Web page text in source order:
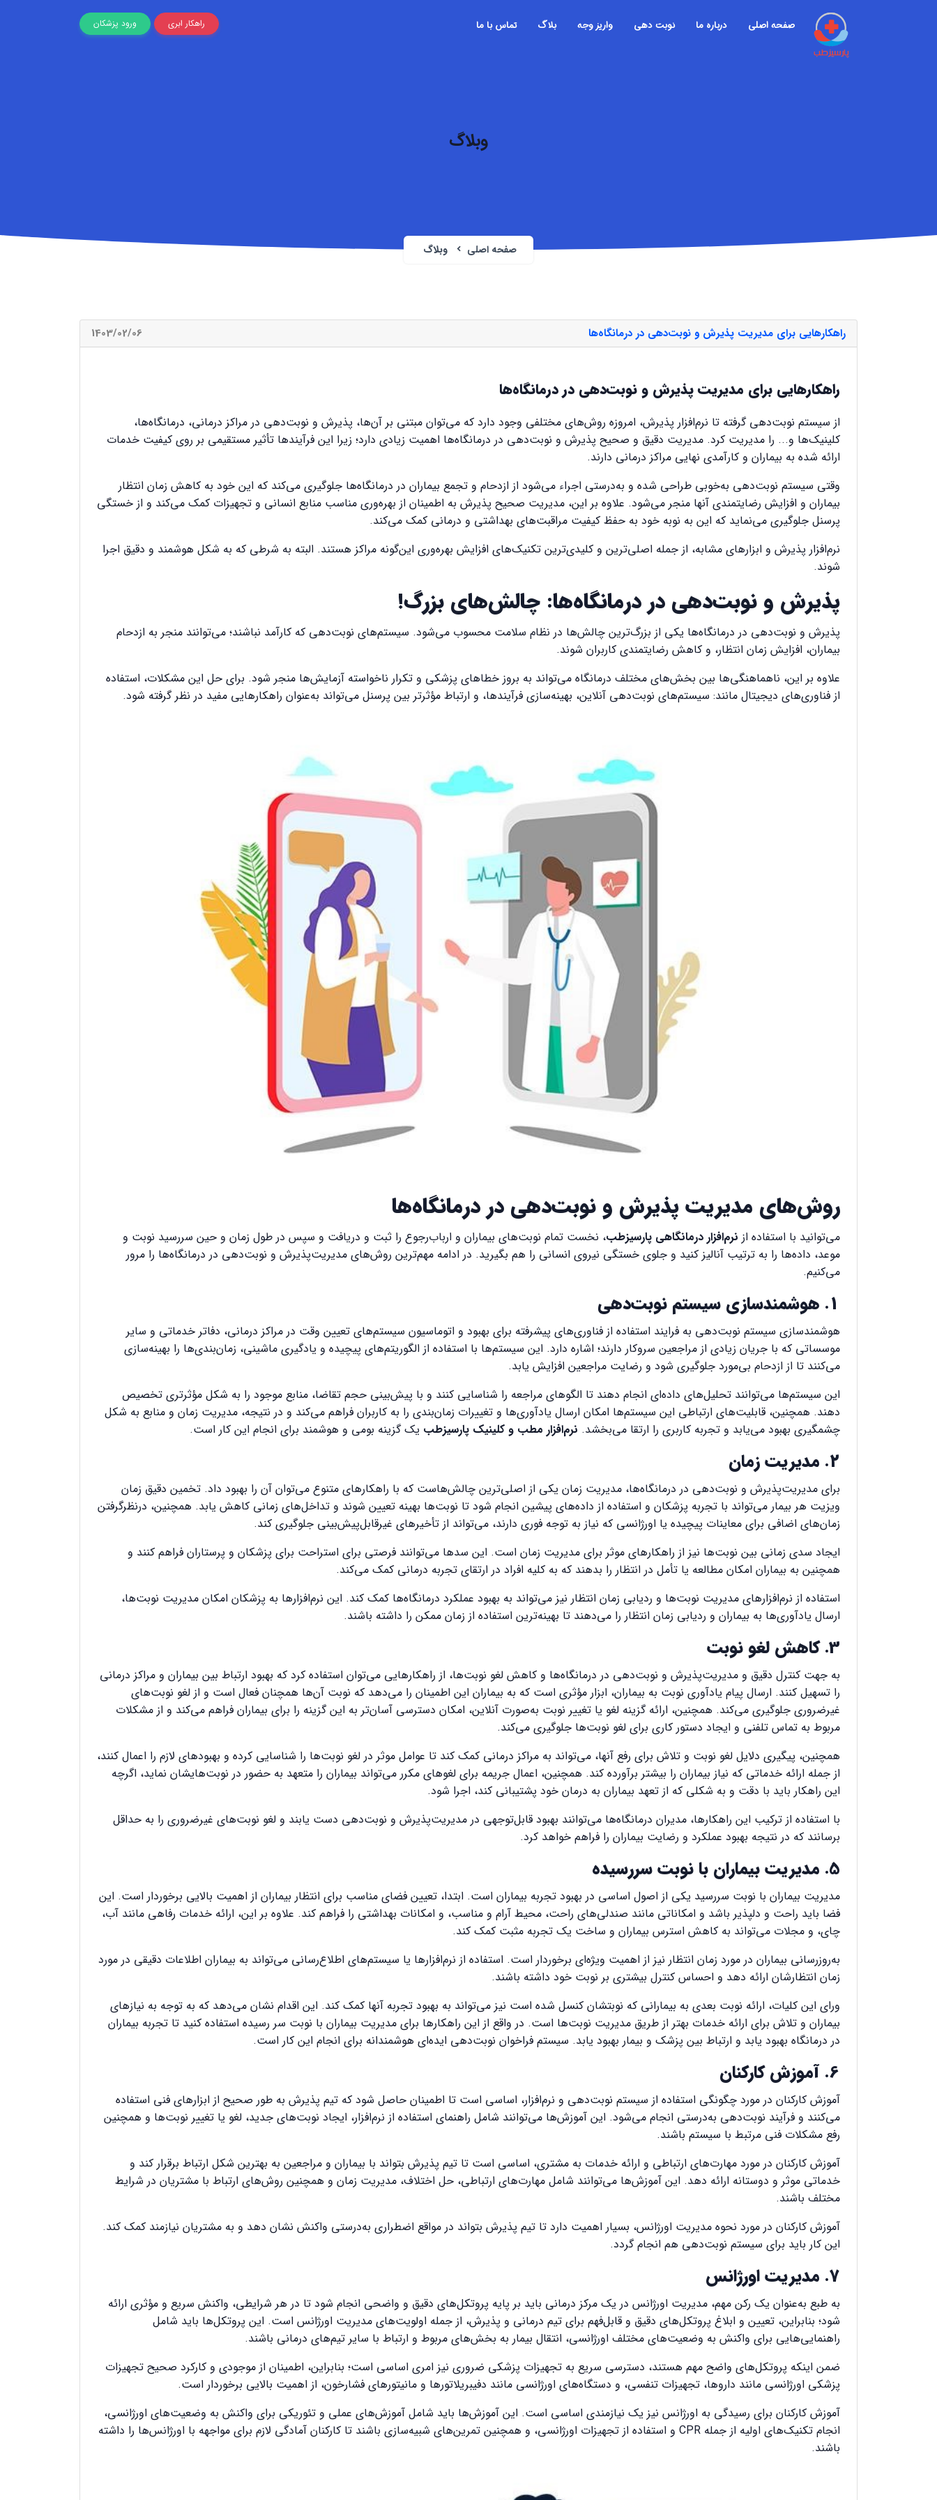
راهکار ابری ورود پزشکان صفحه اصلی درباره ما نوبت دهی واریز وجه بلاگ تماس با ما
وبلاگ
صفحه اصلی وبلاگ
راهکارهایی برای مدیریت‌ پذیرش و نوبت‌دهی در درمانگاه‌ها 1403/02/06
راهکارهایی برای مدیریت‌ پذیرش و نوبت‌دهی در درمانگاه‌ها
از سیستم نوبت‌دهی گرفته تا نرم‌افزار پذیرش، امروزه روش‌های مختلفی وجود دارد که می‌توان مبتنی بر آن‌ها، پذیرش و نوبت‌دهی در مراکز درمانی، درمانگاه‌ها،
کلینیک‌ها و... را مدیریت کرد. مدیریت دقیق و صحیح پذیرش و نوبت‌دهی در درمانگاه‌ها اهمیت زیادی دارد؛ زیرا این فرآیندها تأثیر مستقیمی بر روی کیفیت خدمات
ارائه شده به بیماران و کارآمدی نهایی مراکز درمانی دارند.
وقتی سیستم نوبت‌دهی به‌خوبی طراحی شده و به‌درستی اجراء می‌شود از ازدحام و تجمع بیماران در درمانگاه‌ها جلوگیری می‌کند که این خود به کاهش زمان انتظار
بیماران و افزایش رضایتمندی آنها منجر می‌شود. علاوه بر این، مدیریت صحیح پذیرش به اطمینان از بهره‌وری مناسب منابع انسانی و تجهیزات کمک می‌کند و از خستگی
پرسنل جلوگیری می‌نماید که این به نوبه خود به حفظ کیفیت مراقبت‌های بهداشتی و درمانی کمک می‌کند.
نرم‌افزار پذیرش و ابزارهای مشابه، از جمله اصلی‌ترین و کلیدی‌ترین تکنیک‌های افزایش بهره‌وری این‌گونه مراکز هستند. البته به شرطی که به شکل هوشمند و دقیق اجرا
شوند.
پذیرش و نوبت‌دهی در درمانگاه‌ها: چالش‌های بزرگ!
پذیرش و نوبت‌دهی در درمانگاه‌ها یکی از بزرگ‌ترین چالش‌ها در نظام سلامت محسوب می‌شود. سیستم‌های نوبت‌دهی که کارآمد نباشند؛ می‌توانند منجر به ازدحام
بیماران، افزایش زمان انتظار، و کاهش رضایتمندی کاربران شوند.
علاوه بر این، ناهماهنگی‌ها بین بخش‌های مختلف درمانگاه می‌تواند به بروز خطاهای پزشکی و تکرار ناخواسته آزمایش‌ها منجر شود. برای حل این مشکلات، استفاده
از فناوری‌های دیجیتال مانند: سیستم‌های نوبت‌دهی آنلاین، بهینه‌سازی فرآیندها، و ارتباط مؤثرتر بین پرسنل می‌تواند به‌عنوان راهکارهایی مفید در نظر گرفته شود.
روش‌های مدیریت‌ پذیرش و نوبت‌دهی در درمانگاه‌ها
می‌توانید با استفاده از نرم‌افزار درمانگاهی پارسیزطب، نخست تمام نوبت‌های بیماران و ارباب‌رجوع را ثبت و دریافت و سپس در طول زمان و حین سررسید نوبت و
موعد، داده‌ها را به ترتیب آنالیز کنید و جلوی خستگی نیروی انسانی را هم بگیرید. در ادامه مهم‌ترین روش‌های مدیریت‌پذیرش و نوبت‌دهی در درمانگاه‌ها را مرور
می‌کنیم.
1. هوشمندسازی سیستم نوبت‌دهی
هوشمندسازی سیستم نوبت‌دهی به فرایند استفاده از فناوری‌های پیشرفته برای بهبود و اتوماسیون سیستم‌های تعیین وقت در مراکز درمانی، دفاتر خدماتی و سایر
موسساتی که با جریان زیادی از مراجعین سروکار دارند؛ اشاره دارد. این سیستم‌ها با استفاده از الگوریتم‌های پیچیده و یادگیری ماشینی، زمان‌بندی‌ها را بهینه‌سازی
می‌کنند تا از ازدحام بی‌مورد جلوگیری شود و رضایت مراجعین افزایش یابد.
این سیستم‌ها می‌توانند تحلیل‌های داده‌ای انجام دهند تا الگوهای مراجعه را شناسایی کنند و با پیش‌بینی حجم تقاضا، منابع موجود را به شکل مؤثرتری تخصیص
دهند. همچنین، قابلیت‌های ارتباطی این سیستم‌ها امکان ارسال یادآوری‌ها و تغییرات زمان‌بندی را به کاربران فراهم می‌کند و در نتیجه، مدیریت زمان و منابع به شکل
چشمگیری بهبود می‌یابد و تجربه کاربری را ارتقا می‌بخشد. نرم‌افزار مطب و کلینیک پارسیزطب یک گزینه بومی و هوشمند برای انجام این کار است.
2. مدیریت زمان
برای مدیریت‌پذیرش و نوبت‌دهی در درمانگاه‌ها، مدیریت زمان یکی از اصلی‌ترین چالش‌هاست که با راهکارهای متنوع می‌توان آن را بهبود داد. تخمین دقیق زمان
ویزیت هر بیمار می‌تواند با تجربه پزشکان و استفاده از داده‌های پیشین انجام شود تا نوبت‌ها بهینه تعیین شوند و تداخل‌های زمانی کاهش یابد. همچنین، درنظرگرفتن
زمان‌های اضافی برای معاینات پیچیده یا اورژانسی که نیاز به توجه فوری دارند، می‌تواند از تأخیرهای غیرقابل‌پیش‌بینی جلوگیری کند.
ایجاد سدی زمانی بین نوبت‌ها نیز از راهکارهای موثر برای مدیریت زمان است. این سدها می‌توانند فرصتی برای استراحت برای پزشکان و پرستاران فراهم کنند و
همچنین به بیماران امکان مطالعه یا تأمل در انتظار را بدهند که به کلیه افراد در ارتقای تجربه درمانی کمک می‌کند.
استفاده از نرم‌افزارهای مدیریت نوبت‌ها و ردیابی زمان انتظار نیز می‌تواند به بهبود عملکرد درمانگاه‌ها کمک کند. این نرم‌افزارها به پزشکان امکان مدیریت نوبت‌ها،
ارسال یادآوری‌ها به بیماران و ردیابی زمان انتظار را می‌دهند تا بهینه‌ترین استفاده از زمان ممکن را داشته باشند.
3. کاهش لغو نوبت
به جهت کنترل دقیق و مدیریت‌پذیرش و نوبت‌دهی در درمانگاه‌ها و کاهش لغو نوبت‌ها، از راهکارهایی می‌توان استفاده کرد که بهبود ارتباط بین بیماران و مراکز درمانی
را تسهیل کنند. ارسال پیام یادآوری نوبت به بیماران، ابزار مؤثری است که به بیماران این اطمینان را می‌دهد که نوبت آن‌ها همچنان فعال است و از لغو نوبت‌های
غیرضروری جلوگیری می‌کند. همچنین، ارائه گزینه لغو یا تغییر نوبت به‌صورت آنلاین، امکان دسترسی آسان‌تر به این گزینه را برای بیماران فراهم می‌کند و از مشکلات
مربوط به تماس تلفنی و ایجاد دستور کاری برای لغو نوبت‌ها جلوگیری می‌کند.
همچنین، پیگیری دلایل لغو نوبت و تلاش برای رفع آنها، می‌تواند به مراکز درمانی کمک کند تا عوامل موثر در لغو نوبت‌ها را شناسایی کرده و بهبودهای لازم را اعمال کنند،
از جمله ارائه خدماتی که نیاز بیماران را بیشتر برآورده کند. همچنین، اعمال جریمه برای لغوهای مکرر می‌تواند بیماران را متعهد به حضور در نوبت‌هایشان نماید، اگرچه
این راهکار باید با دقت و به شکلی که از تعهد بیماران به درمان خود پشتیبانی کند، اجرا شود.
با استفاده از ترکیب این راهکارها، مدیران درمانگاه‌ها می‌توانند بهبود قابل‌توجهی در مدیریت‌پذیرش و نوبت‌دهی دست یابند و لغو نوبت‌های غیرضروری را به حداقل
برسانند که در نتیجه بهبود عملکرد و رضایت بیماران را فراهم خواهد کرد.
5. مدیریت بیماران با نوبت سررسیده
مدیریت بیماران با نوبت سررسید یکی از اصول اساسی در بهبود تجربه بیماران است. ابتدا، تعیین فضای مناسب برای انتظار بیماران از اهمیت بالایی برخوردار است. این
فضا باید راحت و دلپذیر باشد و امکاناتی مانند صندلی‌های راحت، محیط آرام و مناسب، و امکانات بهداشتی را فراهم کند. علاوه بر این، ارائه خدمات رفاهی مانند آب،
چای، و مجلات می‌تواند به کاهش استرس بیماران و ساخت یک تجربه مثبت کمک کند.
به‌روزرسانی بیماران در مورد زمان انتظار نیز از اهمیت ویژه‌ای برخوردار است. استفاده از نرم‌افزارها یا سیستم‌های اطلاع‌رسانی می‌تواند به بیماران اطلاعات دقیقی در مورد
زمان انتظارشان ارائه دهد و احساس کنترل بیشتری بر نوبت خود داشته باشند.
ورای این کلیات، ارائه نوبت بعدی به بیمارانی که نوبتشان کنسل شده است نیز می‌تواند به بهبود تجربه آنها کمک کند. این اقدام نشان می‌دهد که به توجه به نیازهای
بیماران و تلاش برای ارائه خدمات بهتر از طریق مدیریت نوبت‌ها است. در واقع از این راهکارها برای مدیریت بیماران با نوبت سر رسیده استفاده کنید تا تجربه بیماران
در درمانگاه بهبود یابد و ارتباط بین پزشک و بیمار بهبود یابد. سیستم فراخوان نوبت‌دهی ایده‌ای هوشمندانه برای انجام این کار است.
6. آموزش کارکنان
آموزش کارکنان در مورد چگونگی استفاده از سیستم نوبت‌دهی و نرم‌افزار، اساسی است تا اطمینان حاصل شود که تیم پذیرش به طور صحیح از ابزارهای فنی استفاده
می‌کنند و فرآیند نوبت‌دهی به‌درستی انجام می‌شود. این آموزش‌ها می‌توانند شامل راهنمای استفاده از نرم‌افزار، ایجاد نوبت‌های جدید، لغو یا تغییر نوبت‌ها و همچنین
رفع مشکلات فنی مرتبط با سیستم باشند.
آموزش کارکنان در مورد مهارت‌های ارتباطی و ارائه خدمات به مشتری، اساسی است تا تیم پذیرش بتواند با بیماران و مراجعین به بهترین شکل ارتباط برقرار کند و
خدماتی موثر و دوستانه ارائه دهد. این آموزش‌ها می‌توانند شامل مهارت‌های ارتباطی، حل اختلاف، مدیریت زمان و همچنین روش‌های ارتباط با مشتریان در شرایط
مختلف باشند.
آموزش کارکنان در مورد نحوه مدیریت اورژانس، بسیار اهمیت دارد تا تیم پذیرش بتواند در مواقع اضطراری به‌درستی واکنش نشان دهد و به مشتریان نیازمند کمک کند.
این کار باید برای سیستم نوبت‌دهی هم انجام گردد.
7. مدیریت اورژانس
به طبع به‌عنوان یک رکن مهم، مدیریت اورژانس در یک مرکز درمانی باید بر پایه پروتکل‌های دقیق و واضحی انجام شود تا در هر شرایطی، واکنش سریع و مؤثری ارائه
شود؛ بنابراین، تعیین و ابلاغ پروتکل‌های دقیق و قابل‌فهم برای تیم درمانی و پذیرش، از جمله اولویت‌های مدیریت اورژانس است. این پروتکل‌ها باید شامل
راهنمایی‌هایی برای واکنش به وضعیت‌های مختلف اورژانسی، انتقال بیمار به بخش‌های مربوط و ارتباط با سایر تیم‌های درمانی باشند.
ضمن اینکه پروتکل‌های واضح مهم هستند، دسترسی سریع به تجهیزات پزشکی ضروری نیز امری اساسی است؛ بنابراین، اطمینان از موجودی و کارکرد صحیح تجهیزات
پزشکی اورژانسی مانند داروها، تجهیزات تنفسی، و دستگاه‌های اورژانسی مانند دفیبریلاتورها و مانیتورهای فشارخون، از اهمیت بالایی برخوردار است.
آموزش کارکنان برای رسیدگی به اورژانس نیز یک نیازمندی اساسی است. این آموزش‌ها باید شامل آموزش‌های عملی و تئوریکی برای واکنش به وضعیت‌های اورژانسی،
انجام تکنیک‌های اولیه از جمله CPR و استفاده از تجهیزات اورژانسی، و همچنین تمرین‌های شبیه‌سازی باشند تا کارکنان آمادگی لازم برای مواجهه با اورژانس‌ها را داشته
باشند.